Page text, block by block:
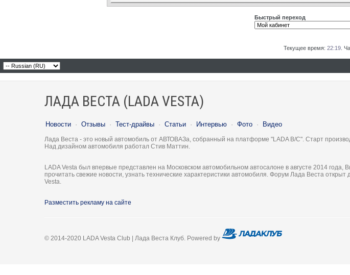
Быстрый переход
Текущее время: 22:19 .
ЛАДА ВЕСТА (LADA VESTA)
Новости · Отзывы · Тест-драйвы · Статьи · Интервью · Фото · Видео
Лада Веста - это новый автомобиль от АВТОВАЗа, собранный на платформе "LADA B/C". Старт
Над дизайном автомобиля работал Стив Маттин.
LADA Vesta был впервые представлен на Московском автомобильном автосалоне в августе 2014
прочитать свежие новости, узнать технические характеристики автомобиля. Форум Лада Веста
Vesta.
Разместить рекламу на сайте
© 2014-2020 LADA Vesta Club | Лада Веста Клуб. Powered by